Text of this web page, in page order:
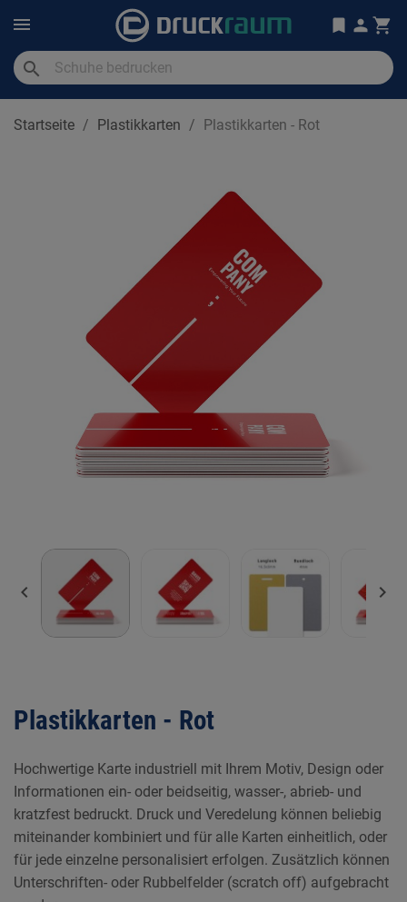
search
Startseite Plastikkarten Plastikkarten - Rot
 
Plastikkarten - Rot
Hochwertige Karte industriell mit Ihrem Motiv, Design oder
Informationen ein- oder beidseitig, wasser-, abrieb- und
kratzfest bedruckt. Druck und Veredelung können beliebig
miteinander kombiniert und für alle Karten einheitlich, oder
für jede einzelne personalisiert erfolgen. Zusätzlich können
Unterschriften- oder Rubbelfelder (scratch off) aufgebracht